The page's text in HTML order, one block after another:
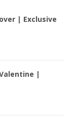
| Exclusive
|